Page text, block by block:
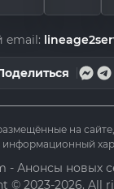
email:
на
информационный
- Анонсы новых
© 2023-2026. All